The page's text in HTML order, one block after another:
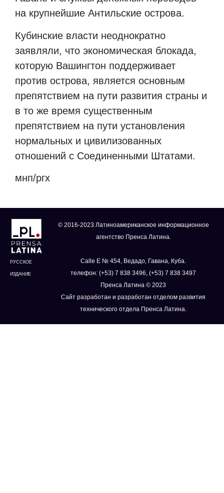
на крупнейшие Антильские острова.
Кубинские власти неоднократно
заявляли, что экономическая блокада,
которую Вашингтон поддерживает
против острова, является основным
препятствием на пути развития страны и
в то же время существенным
препятствием на пути установления
нормальных и цивилизованных
отношений с Соединенными Штатами.
мнп/ргх
РУССКОЕ
ИЗДАНИЕ
© 2016-2023 Латиноамериканское информационное
агентство Пренса Латина.
Calle E № 454, Ведадо, Гавана, Куба.
телефон: (+53) 7 838 3496, (+53) 7 838 3497
Пренса Латина © 2023
Сайт разработан и разработан отделом развития
технического отдела Пренса Латина.